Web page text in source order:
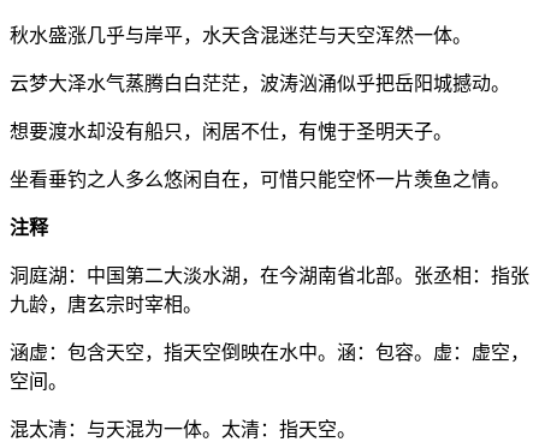
秋水盛涨几乎与岸平，水天含混迷茫与天空浑然一体。
云梦大泽水气蒸腾白白茫茫，波涛汹涌似乎把岳阳城撼动。
想要渡水却没有船只，闲居不仕，有愧于圣明天子。
坐看垂钓之人多么悠闲自在，可惜只能空怀一片羡鱼之情。
注释
洞庭湖：中国第二大淡水湖，在今湖南省北部。张丞相：指张
九龄，唐玄宗时宰相。
涵虚：包含天空，指天空倒映在水中。涵：包容。虚：虚空，
空间。
混太清：与天混为一体。太清：指天空。